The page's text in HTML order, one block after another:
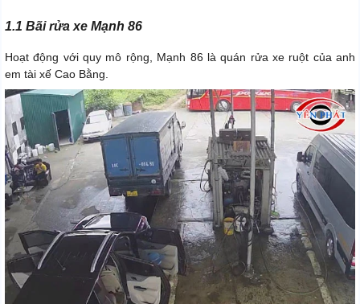
1.1 Bãi rửa xe Mạnh 86
Hoạt động với quy mô rộng, Mạnh 86 là quán rửa xe ruột của anh
em tài xế Cao Bằng.